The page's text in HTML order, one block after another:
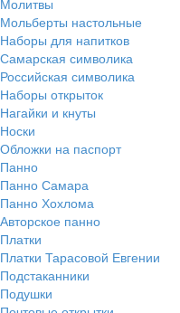
Мольберты настольные
Наборы для напитков
Самарская символика
Российская символика
Наборы открыток
Нагайки и кнуты
Носки
Обложки на паспорт
Панно
Панно Самара
Панно Хохлома
Авторское панно
Платки
Платки Тарасовой Евгении
Подстаканники
Подушки